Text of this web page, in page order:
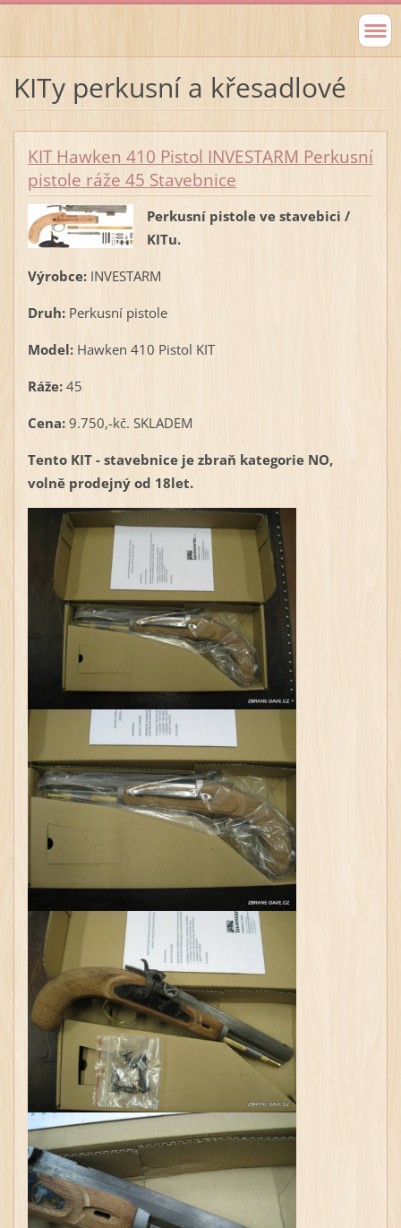
KITy perkusní a křesadlové
KIT Hawken 410 Pistol INVESTARM Perkusní
pistole ráže 45 Stavebnice
Perkusní pistole ve stavebici /
KITu.
Výrobce:INVESTARM
Druh:Perkusní pistole
Model: Hawken 410 Pistol KIT
Ráže:45
Cena:9.750,-kč. SKLADEM
Tento KIT - stavebnice je zbraň kategorie NO,
volně prodejný od 18let.